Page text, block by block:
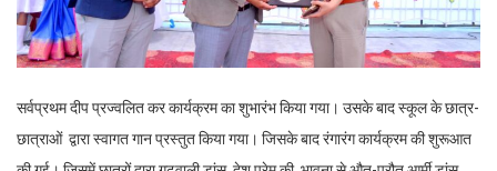
सर्वप्रथम दीप प्रज्वलित कर कार्यक्रम का शुभारंभ किया गया। उसके बाद स्कूल के छात्र-
छात्राओं द्वारा स्वागत गान प्रस्तुत किया गया। जिसके बाद रंगारंग कार्यक्रम की शुरूआत